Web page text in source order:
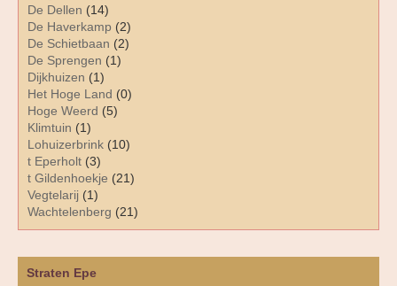
Straten Epe
De Dellen (14)
De Haverkamp (2)
De Schietbaan (2)
De Sprengen (1)
Dijkhuizen (1)
Het Hoge Land (0)
Hoge Weerd (5)
Klimtuin (1)
Lohuizerbrink (10)
t Eperholt (3)
t Gildenhoekje (21)
Vegtelarij (1)
Wachtelenberg (21)